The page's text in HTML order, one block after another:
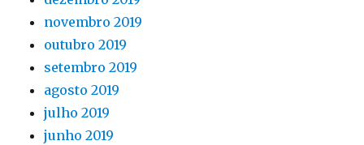
novembro 2019
outubro 2019
setembro 2019
agosto 2019
julho 2019
junho 2019